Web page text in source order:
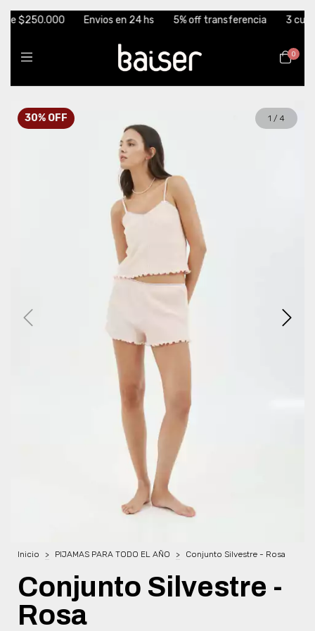
$250.000 Envios en 24 hs 5% off transferencia 3 cuotas
0
30% OFF 1 / 4
Inicio > PIJAMAS PARA TODO EL AÑO > Conjunto Silvestre - Rosa
Conjunto Silvestre -
Rosa